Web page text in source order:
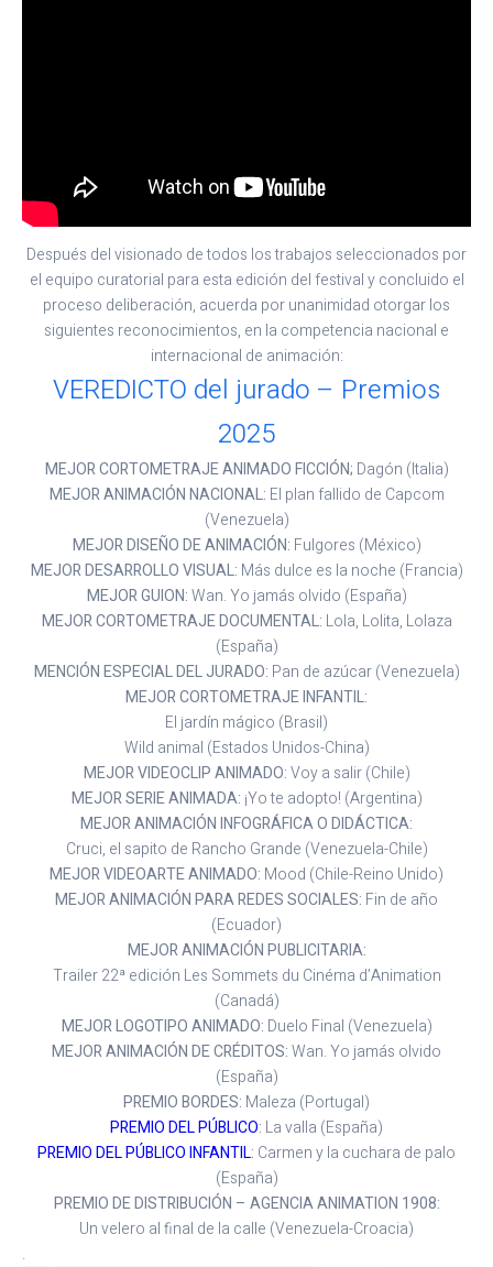
Después del visionado de todos los trabajos seleccionados por
el equipo curatorial para esta edición del festival y concluido el
proceso deliberación, acuerda por unanimidad otorgar los
siguientes reconocimientos, en la competencia nacional e
internacional de animación:
VEREDICTO del jurado – Premios
2025
MEJOR CORTOMETRAJE ANIMADO FICCIÓN; Dagón (Italia)
MEJOR ANIMACIÓN NACIONAL: El plan fallido de Capcom
(Venezuela)
MEJOR DISEÑO DE ANIMACIÓN: Fulgores (México)
MEJOR DESARROLLO VISUAL: Más dulce es la noche (Francia)
MEJOR GUION:Wan. Yo jamás olvido (España)
MEJOR CORTOMETRAJE DOCUMENTAL: Lola, Lolita, Lolaza
(España)
MENCIÓN ESPECIAL DEL JURADO: Pan de azúcar (Venezuela)
MEJOR CORTOMETRAJE INFANTIL:
El jardín mágico (Brasil)
Wild animal (Estados Unidos-China)
MEJOR VIDEOCLIP ANIMADO:Voy a salir (Chile)
MEJOR SERIE ANIMADA: ¡Yo te adopto! (Argentina)
MEJOR ANIMACIÓN INFOGRÁFICA O DIDÁCTICA:
Cruci, el sapito de Rancho Grande (Venezuela-Chile)
MEJOR VIDEOARTE ANIMADO: Mood (Chile-Reino Unido)
MEJOR ANIMACIÓN PARA REDES SOCIALES: Fin de año
(Ecuador)
MEJOR ANIMACIÓN PUBLICITARIA:
Trailer 22ª edición Les Sommets du Cinéma d’Animation
(Canadá)
MEJOR LOGOTIPO ANIMADO: Duelo Final (Venezuela)
MEJOR ANIMACIÓN DE CRÉDITOS:Wan. Yo jamás olvido
(España)
PREMIO BORDES: Maleza (Portugal)
PREMIO DEL PÚBLICO: La valla (España)
PREMIO DEL PÚBLICO INFANTIL: Carmen y la cuchara de palo
(España)
PREMIO DE DISTRIBUCIÓN – AGENCIA ANIMATION 1908:
Un velero al final de la calle (Venezuela-Croacia)
.